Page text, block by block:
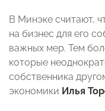
В Минэке считают,
на бизнес для его
важных мер. Тем
которые
собственника
экономики Илья